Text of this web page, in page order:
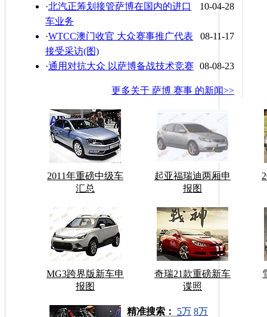
10-04-28
·北汽正筹划接管萨博在国内的进口
车业务
08-11-17
·WTCC澳门收官 大众赛事推广代表
接受采访(图)
08-08-23
·通用对抗大众 以萨博备战技术竞赛
更多关于 萨博 赛事 的新闻>>
2011年重磅中级车
汇总
起亚福瑞迪两厢申
报图
MG3跨界版新车申
报图
奇瑞21款重磅新车
谍照
车型搜索：
精准搜索： 5万 8万